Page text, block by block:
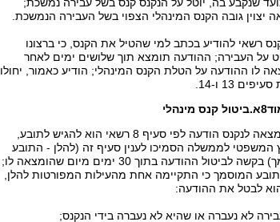
יצוין גובה הקנס המינהלי הצפוי בשל העבירה הנמשכת.
רשאי להודיע בכתב למי שהטיל את הקנס, כי ברצונו
על העבירה; ההודעה תומצא תוך שלושים ימים לאחר
לו ההודעה על הטלת הקנס המינהלי; הודיע כאמור, יחולו
13 ו-14.
8א.ביטול קנס מינהלי
(א) הומצאה לנקנס הודעה לפי סעיף 8 רשאי הוא להגיש לתובע,
המשפטי לממשלה הסמיכו לענין סעיף זה (להלן - התובע
המוסמך) בקשה לביטול ההודעה בתוך 30 ימים מיום שהומצאה לו;
המוסמך כי התקיימה אחת מהעילות המפורטות להלן,
לבטל את ההודעה: